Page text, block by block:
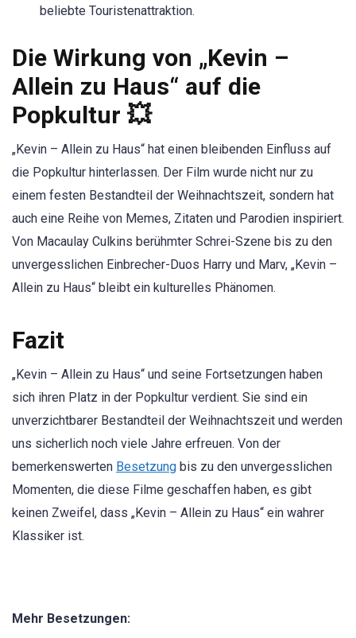
beliebte Touristenattraktion.
Die Wirkung von „Kevin –
Allein zu Haus“ auf die
Popkultur 💥
„Kevin – Allein zu Haus“ hat einen bleibenden Einfluss auf
die Popkultur hinterlassen. Der Film wurde nicht nur zu
einem festen Bestandteil der Weihnachtszeit, sondern hat
auch eine Reihe von Memes, Zitaten und Parodien inspiriert.
Von Macaulay Culkins berühmter Schrei-Szene bis zu den
unvergesslichen Einbrecher-Duos Harry und Marv, „Kevin –
Allein zu Haus“ bleibt ein kulturelles Phänomen.
Fazit
„Kevin – Allein zu Haus“ und seine Fortsetzungen haben
sich ihren Platz in der Popkultur verdient. Sie sind ein
unverzichtbarer Bestandteil der Weihnachtszeit und werden
uns sicherlich noch viele Jahre erfreuen. Von der
bemerkenswerten Besetzung bis zu den unvergesslichen
Momenten, die diese Filme geschaffen haben, es gibt
keinen Zweifel, dass „Kevin – Allein zu Haus“ ein wahrer
Klassiker ist.
Mehr Besetzungen: